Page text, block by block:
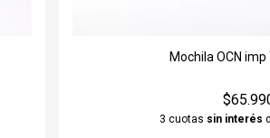
Mochila OCN imp
3 cuotas sin interés